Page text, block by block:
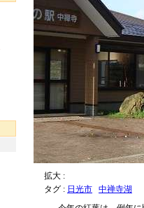
拡大 :
タグ : 日光市
中禅寺湖